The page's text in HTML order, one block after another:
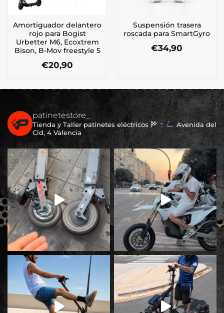
Amortiguador delantero
rojo para Bogist
Urbetter M6, Ecoxtrem
Bison, B-Mov freestyle 5
€20,90
Suspensión trasera
roscada para SmartGyro
€34,90
patinetestore_
Tienda y Taller patinetes eléctricos
Avenida del
Cid, 4 Valencia